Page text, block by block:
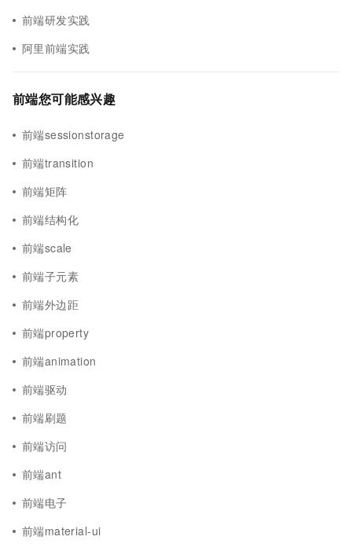
前端研发实践
阿里前端实践
前端您可能感兴趣
前端sessionstorage
前端transition
前端矩阵
前端结构化
前端scale
前端子元素
前端外边距
前端property
前端animation
前端驱动
前端刷题
前端访问
前端ant
前端电子
前端material-ui